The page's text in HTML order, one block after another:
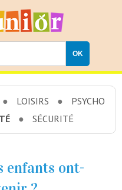
LOISIRS
PSYCHO
SÉCURITÉ
enfants ont-